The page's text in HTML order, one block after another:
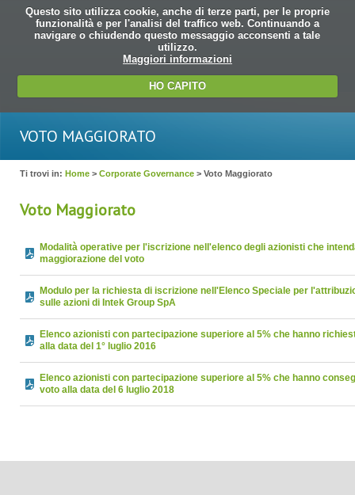
Questo sito utilizza cookie, anche di terze parti, per le proprie
funzionalità e per l'analisi del traffico web. Continuando a
navigare o chiudendo questo messaggio acconsenti a tale
utilizzo.
Maggiori informazioni
HO CAPITO
VOTO MAGGIORATO
Ti trovi in: Home > Corporate Governance > Voto Maggiorato
Voto Maggiorato
Modalità operative per l'iscrizione nell'elenco degli azionisti che
maggiorazione del voto
Modulo per la richiesta di iscrizione nell'Elenco Speciale per
sulle azioni di Intek Group SpA
Elenco azionisti con partecipazione superiore al 5% che hanno
alla data del 1° luglio 2016
Elenco azionisti con partecipazione superiore al 5% che hanno
voto alla data del 6 luglio 2018